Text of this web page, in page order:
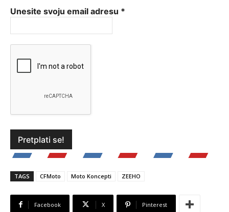
Unesite svoju email adresu *
TAGS CFMoto Moto Koncepti ZEEHO
Facebook X Pinterest